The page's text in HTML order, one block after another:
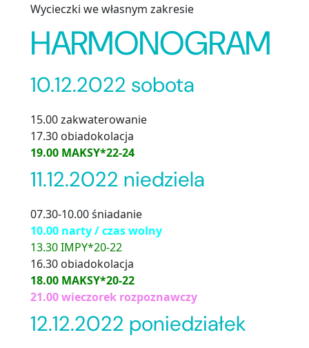
Wycieczki we własnym zakresie
HARMONOGRAM
10.12.2022 sobota
15.00 zakwaterowanie
17.30 obiadokolacja
19.00 MAKSY*22-24
11.12.2022 niedziela
07.30-10.00 śniadanie
10.00 narty / czas wolny
13.30 IMPY*20-22
16.30 obiadokolacja
18.00 MAKSY*20-22
21.00 wieczorek rozpoznawczy
12.12.2022 poniedziałek